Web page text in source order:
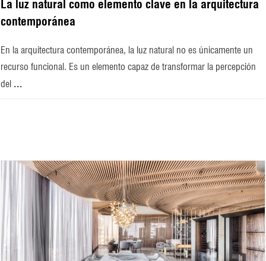
La luz natural como elemento clave en la arquitectura
contemporánea
En la arquitectura contemporánea, la luz natural no es únicamente un
recurso funcional. Es un elemento capaz de transformar la percepción
del ...